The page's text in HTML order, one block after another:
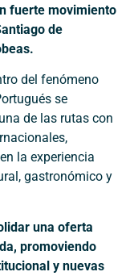
fuerte movimiento
de
del fenómeno
se
de las rutas con
la experiencia
gastronómico y
una oferta
promoviendo
y nuevas